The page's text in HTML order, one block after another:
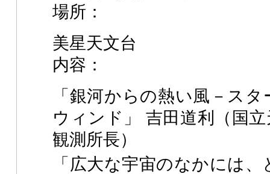
場所：
美星天文台
内容：
「銀河からの熱い風－ス
ウィンド」 吉田道利（国
観測所長）
「広大な宇宙のなかには